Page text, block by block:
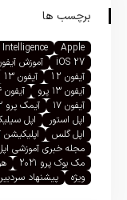
برچسب ها
Apple
iOS 27
آموزش
آیفون 12
آیفون 13
آیفون ۱۳ پرو
آیفون ۱۴
آیفون ۱۷
آیمک پرو ۲۰۲۲
اپل استور
اپل
اپل گلس
اپلیکیشن
مجله خبری آموزشی
مک بوک پرو ۲۰۲۱
ویژه
پیشنهاد سردبیر